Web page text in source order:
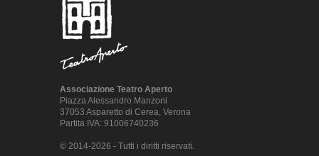
Associazione Teatro Aperto
Piazza Alessandro Manzoni
37053 Asparetto di Cerea, Verona
Partita IVA: 91006740236
© 2014-2026 - Tutti i diritti riservati.